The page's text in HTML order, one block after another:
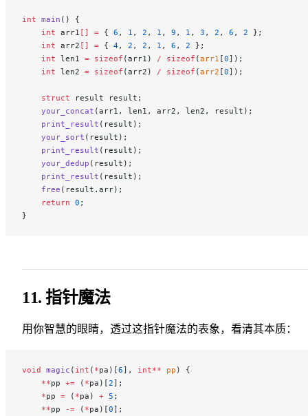
int main () {
    int
arr1 [] = { 6 , 1 , 2 , 1 , 9 , 1 , 3 , 2 , 6 , 2 };
    int
arr2 [] = { 4, 2 , 2 , 1 , 6 , 2 };
    int
len1 = sizeof (arr1) / sizeof (arr1 [0]);
    int
len2 = sizeof (arr2) / sizeof (arr2 [0]);
    struct
result result;
    your_concat
(arr1, len1, arr2, len2, result);
    print_result
(result);
    your_sort
(result);
    print_result
(result);
    your_dedup
(result);
    print_result
(result);
    free
(result.arr);
    return
0 ;
}
11. 指针魔法
用你智慧的眼睛，透过这指针魔法的表象，看清其本质：
void magic ( int ( *pa)[6], int** pp ) {
    **
pp += ( *pa)[2];
    *
pp = ( *pa) + 5 ;
    **
pp -= ( *pa)[0];